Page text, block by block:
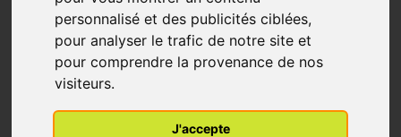
personnalisé et des publicités ciblées,
pour analyser le trafic de notre site et
pour comprendre la provenance de nos
visiteurs.
J'accepte